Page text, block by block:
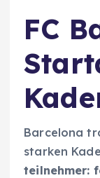
FC
Barcelona
starken
teilnehmer: